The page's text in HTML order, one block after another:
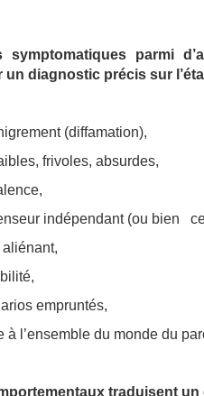
symptomatiques parmi
un diagnostic précis sur
(diffamation),
frivoles, absurdes,
indépendant (ou bien
empruntés,
à l’ensemble du monde du
traduisent